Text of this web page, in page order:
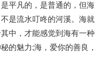
平凡的，是普通的，但
是流水叮咚的河溪。海
中，才能感觉到海有一
的魅力;海，爱你的善良